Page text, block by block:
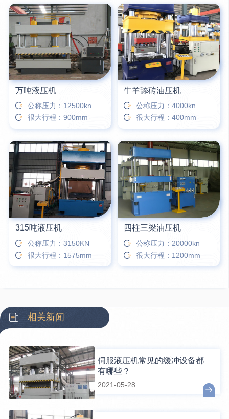
万吨液压机
公称压力：12500kn
很大行程：900mm
牛羊舔砖油压机
公称压力：4000kn
很大行程：400mm
315吨液压机
公称压力：3150KN
很大行程：1575mm
四柱三梁油压机
公称压力：20000kn
很大行程：1200mm
相关新闻
伺服液压机常见的缓冲设备都
有哪些？
2021-05-28